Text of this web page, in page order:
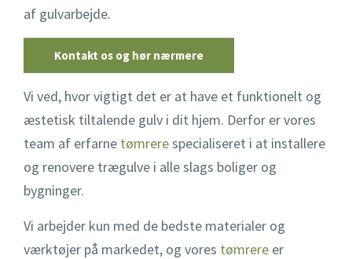
Renovering af sommerhus
Snedker
Tilbygning
Totalentreprise
Træterrasse
af gulvarbejde.
Kontakt os og hør nærmere
Vi ved, hvor vigtigt det er at have et funktionelt og
æstetisk tiltalende gulv i dit hjem. Derfor er vores
team af erfarne tømrerespecialiseret i at installere
og renovere trægulve i alle slags boliger og
bygninger.
Vi arbejder kun med de bedste materialer og
værktøjer på markedet, og vores tømrere er